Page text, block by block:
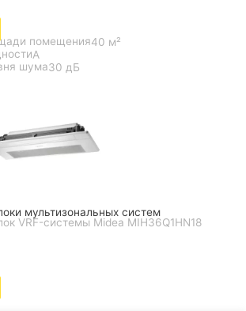
40 м²
A
30 дБ
мультизональных систем
VRF-системы Midea MIH36Q1HN18